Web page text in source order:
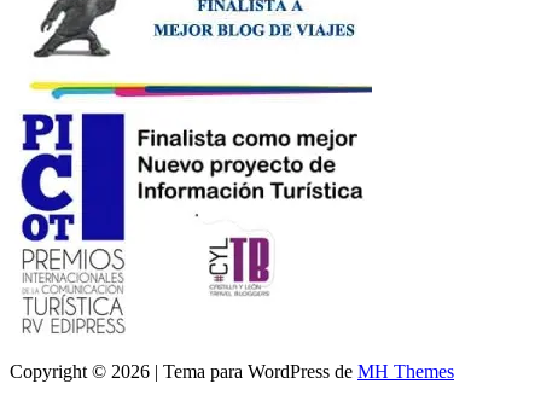
Copyright © 2026 | Tema para WordPress de MH Themes